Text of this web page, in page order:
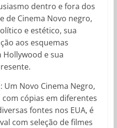
dentro e fora dos
de Cinema Novo negro,
e estético, sua
aos esquemas
e sua
Um Novo Cinema Negro,
com cópias em diferentes
fontes nos EUA, é
com seleção de filmes